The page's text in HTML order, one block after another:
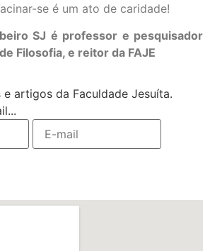
se é um ato de caridade!
SJ é professor e pesquisador
Filosofia, e reitor da FAJE
e artigos da Faculdade Jesuíta.